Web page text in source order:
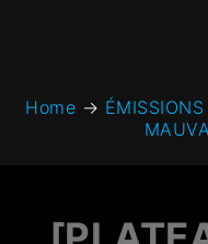
Home → ÉMISSIONS